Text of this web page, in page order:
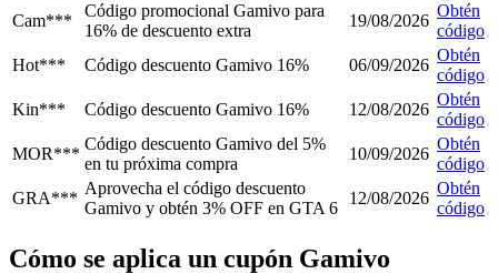
Cam***
Código promocional Gamivo para
16% de descuento extra
19/08/2026
Obtén
código
Hot***
Código descuento Gamivo 16% 06/09/2026
Obtén
código
Kin***
Código descuento Gamivo 16% 12/08/2026
Obtén
código
MOR***
Código descuento Gamivo del 5%
en tu próxima compra
10/09/2026
Obtén
código
GRA***
Aprovecha el código descuento
Gamivo y obtén 3% OFF en GTA 6
12/08/2026
Obtén
código
Cómo se aplica un cupón Gamivo